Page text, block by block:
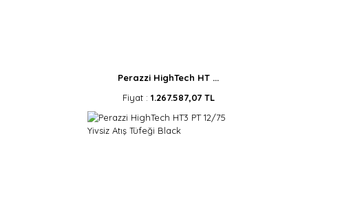
Perazzi HighTech HT ...
Fiyat : 1.267.587,07 TL